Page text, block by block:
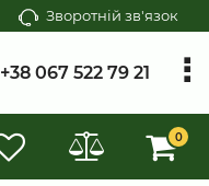
Зворотній зв'язок
+38 067 522 79 21
0